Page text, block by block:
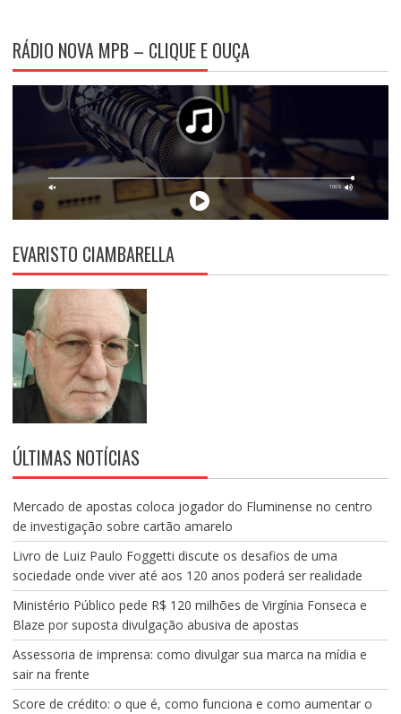
RÁDIO NOVA MPB – CLIQUE E OUÇA
EVARISTO CIAMBARELLA
ÚLTIMAS NOTÍCIAS
Mercado de apostas coloca jogador do Fluminense no centro
de investigação sobre cartão amarelo
Livro de Luiz Paulo Foggetti discute os desafios de uma
sociedade onde viver até aos 120 anos poderá ser realidade
Ministério Público pede R$ 120 milhões de Virgínia Fonseca e
Blaze por suposta divulgação abusiva de apostas
Assessoria de imprensa: como divulgar sua marca na mídia e
sair na frente
Score de crédito: o que é, como funciona e como aumentar o